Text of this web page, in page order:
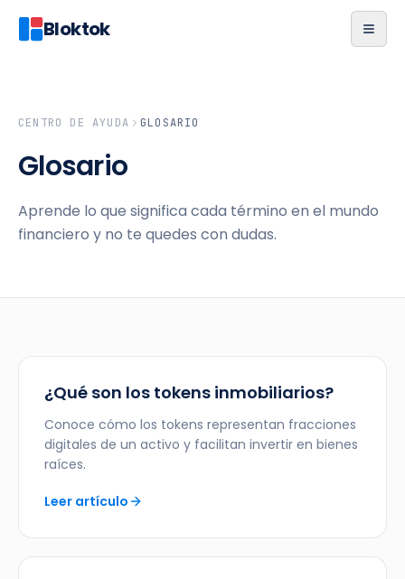
Bloktok
CENTRO DE AYUDA GLOSARIO
Glosario
Aprende lo que significa cada término en el mundo
financiero y no te quedes con dudas.
¿Qué son los tokens inmobiliarios?
Conoce cómo los tokens representan fracciones
digitales de un activo y facilitan invertir en bienes
raíces.
Leer artículo